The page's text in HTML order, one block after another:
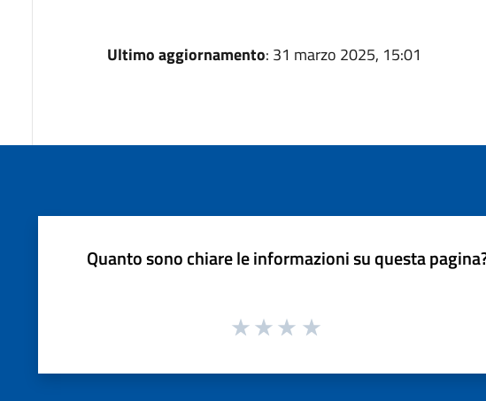
Ultimo aggiornamento: 31 marzo 2025, 15:01
Quanto sono chiare le informazioni su questa